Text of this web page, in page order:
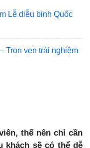
Lễ diễu binh Quốc
Trọn vẹn trải nghiệm
thế nên chỉ cần
khách sẽ có thể dễ